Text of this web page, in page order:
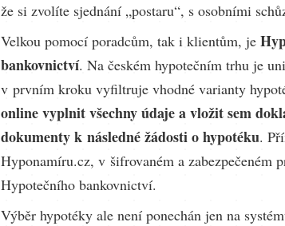
že si zvolíte sjednání „postaru“, s osobními
Velkou pomocí poradcům, tak i klientům, je
bankovnictví. Na českém hypotečním trhu je
v prvním kroku vyfiltruje vhodné varianty
online vyplnit všechny údaje a vložit sem
dokumenty k následné žádosti o hypotéku.
Hyponamíru.cz, v šifrovaném a zabezpečeném
Hypotečního bankovnictví.
Výběr hypotéky ale není ponechán jen na